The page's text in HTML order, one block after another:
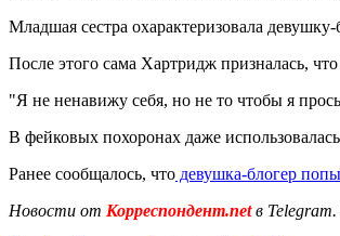
Младшая сестра охарактеризовала
После этого сама Хартридж призналась,
"Я не ненавижу себя, но не то чтобы я
В фейковых похоронах даже
Ранее сообщалось, что девушка-блогер
Новости от Корреспондент.netв